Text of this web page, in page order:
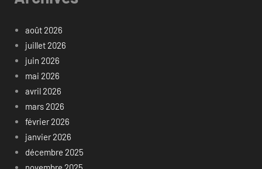
août 2026
juillet 2026
juin 2026
mai 2026
avril 2026
mars 2026
février 2026
janvier 2026
décembre 2025